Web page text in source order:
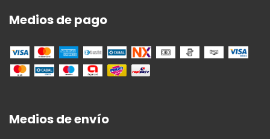
Medios de pago
Medios de envío